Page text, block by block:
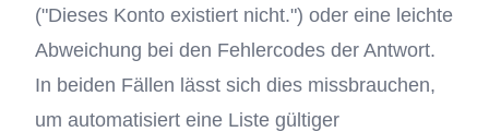
("Dieses Konto existiert nicht.") oder eine leichte
Abweichung bei den Fehlercodes der Antwort.
In beiden Fällen lässt sich dies missbrauchen,
um automatisiert eine Liste gültiger